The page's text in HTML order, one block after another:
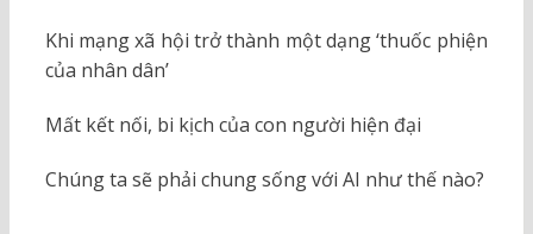
Khi mạng xã hội trở thành một dạng ‘thuốc phiện
của nhân dân’
Mất kết nối, bi kịch của con người hiện đại
Chúng ta sẽ phải chung sống với AI như thế nào?